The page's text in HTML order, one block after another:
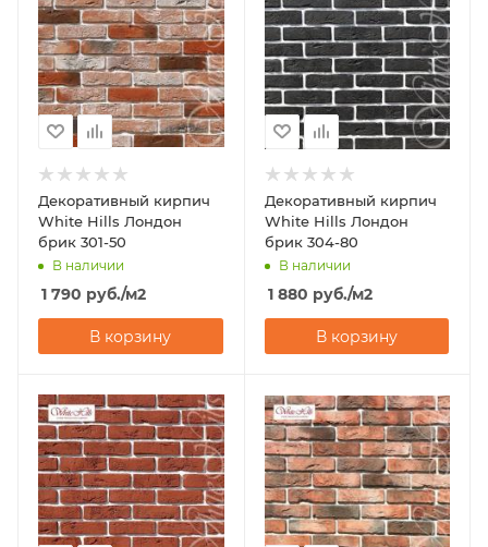
Декоративный кирпич
White Hills Лондон
брик 301-50
В наличии
1 790 руб./м2
В корзину
Декоративный кирпич
White Hills Лондон
брик 304-80
В наличии
1 880 руб./м2
В корзину